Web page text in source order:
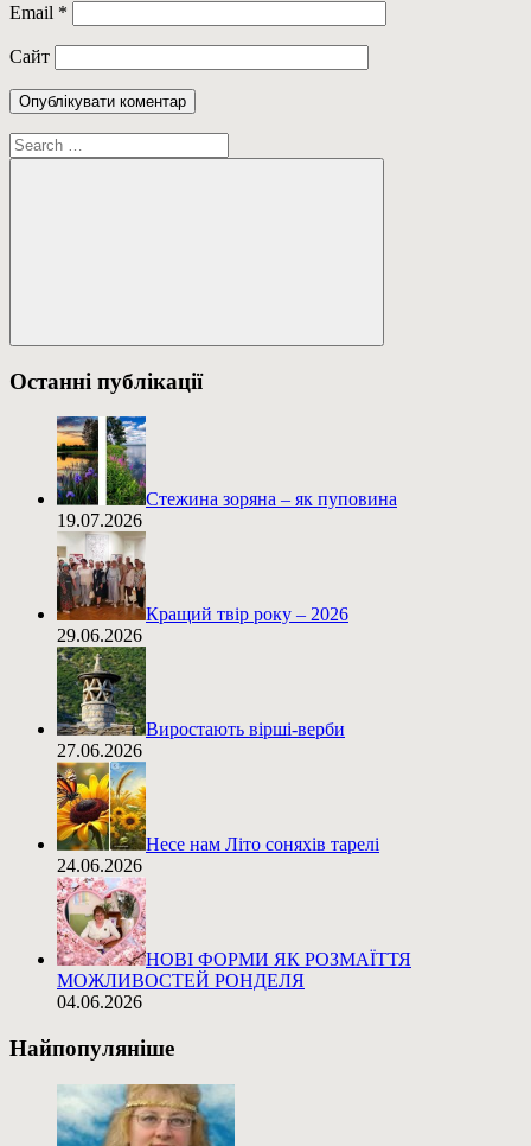
Email *
Сайт
Пошук:
Пошук
Останні публікації
Стежина зоряна – як пуповина
19.07.2026
Кращий твір року – 2026
29.06.2026
Виростають вірші-верби
27.06.2026
Несе нам Літо соняхів тарелі
24.06.2026
НОВІ ФОРМИ ЯК РОЗМАЇТТЯ
МОЖЛИВОСТЕЙ РОНДЕЛЯ
04.06.2026
Найпопуляніше